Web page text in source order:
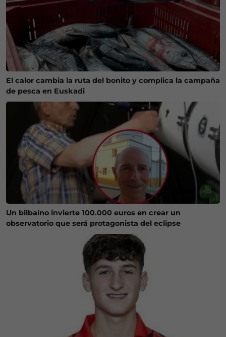
El calor cambia la ruta del bonito y complica la campaña
de pesca en Euskadi
Un bilbaíno invierte 100.000 euros en crear un
observatorio que será protagonista del eclipse